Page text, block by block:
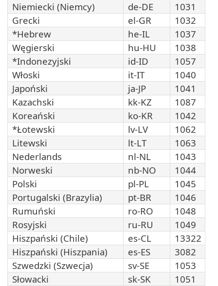
Niemiecki (Niemcy)
de-DE
1031
Grecki
el-GR
1032
*Hebrew
he-IL
1037
Węgierski
hu-HU
1038
*Indonezyjski
id-ID
1057
Włoski
it-IT
1040
Japoński
ja-JP
1041
Kazachski
kk-KZ
1087
Koreański
ko-KR
1042
*Łotewski
lv-LV
1062
Litewski
lt-LT
1063
Nederlands
nl-NL
1043
Norweski
nb-NO
1044
Polski
pl-PL
1045
Portugalski (Brazylia)
pt-BR
1046
Rumuński
ro-RO
1048
Rosyjski
ru-RU
1049
Hiszpański (Chile)
es-CL
13322
Hiszpański (Hiszpania)
es-ES
3082
Szwedzki (Szwecja)
sv-SE
1053
Słowacki
sk-SK
1051